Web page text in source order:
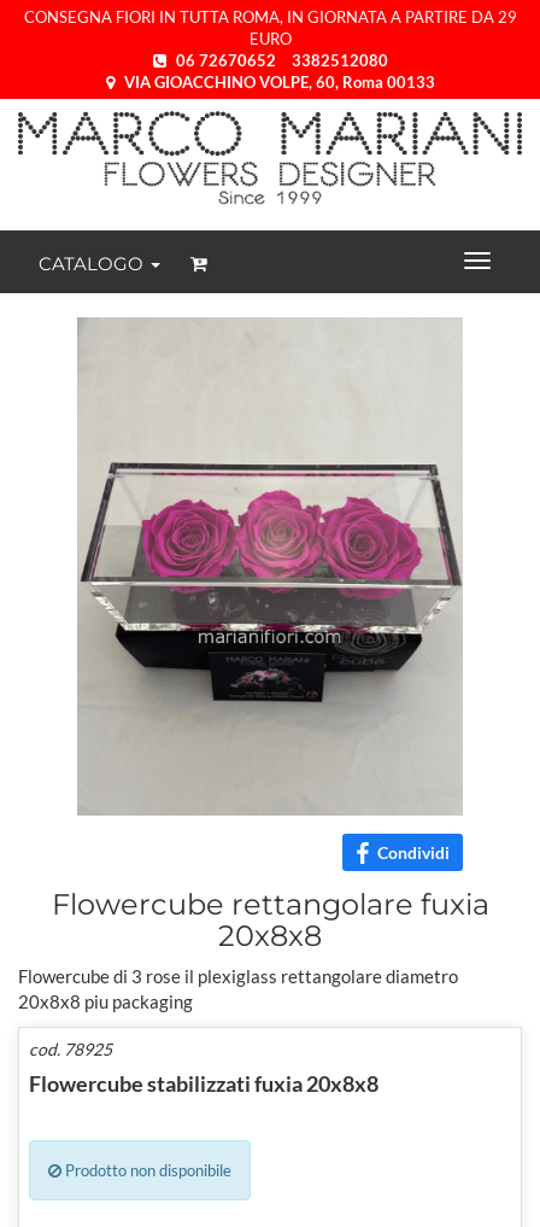
CONSEGNA FIORI IN TUTTA ROMA, IN GIORNATA A PARTIRE DA 29
EURO
06 72670652
3382512080
VIA GIOACCHINO VOLPE, 60, Roma 00133
CATALOGO
Condividi
Flowercube rettangolare fuxia
20x8x8
Flowercube di 3 rose il plexiglass rettangolare diametro
20x8x8 piu packaging
cod. 78925
Flowercube stabilizzati fuxia 20x8x8
Prodotto non disponibile